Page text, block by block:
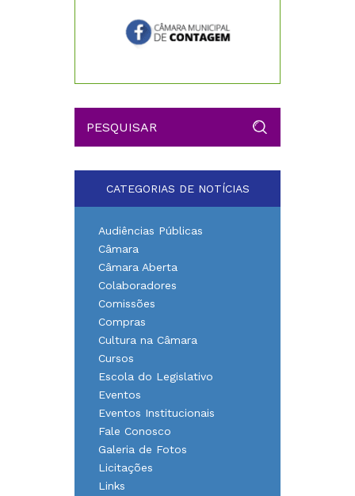
CATEGORIAS DE NOTÍCIAS
Audiências Públicas
Câmara
Câmara Aberta
Colaboradores
Comissões
Compras
Cultura na Câmara
Cursos
Escola do Legislativo
Eventos
Eventos Institucionais
Fale Conosco
Galeria de Fotos
Licitações
Links